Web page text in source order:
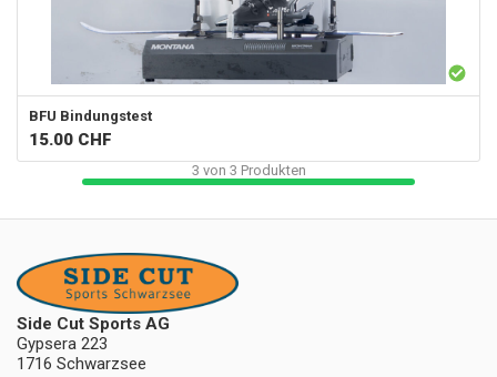
BFU Bindungstest
15.00 CHF
3 von 3 Produkten
Side Cut Sports AG
Gypsera 223
1716 Schwarzsee